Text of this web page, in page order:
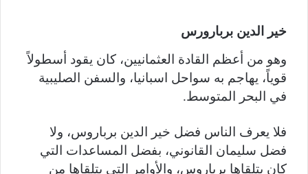
خير الدين بربارورس
وهو من أعظم القادة العثمانيين، كان يقود أسطولاً
قوياً، يهاجم به سواحل اسبانيا، والسفن الصليبية
في البحر المتوسط.
فلا يعرف الناس فضل خير الدين برباروس، ولا
فضل سليمان القانوني، بفضل المساعدات التي
كان يتلقاها برباروس، والأوامر التي يتلقاها من